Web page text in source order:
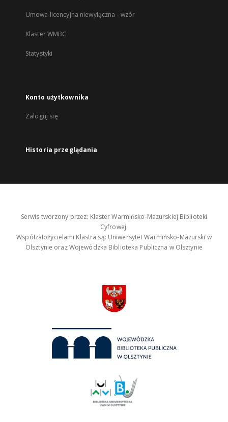
Umowa licencyjna niewyłączna - wzór
Klaster WMBC
Statystyki
Konto użytkownika
Zaloguj się
Historia przeglądania
Serwis tworzony przez: Klaster Warmińsko-Mazurskiej Biblioteki
Cyfrowej.
Współzałożycielami Klastra są: Uniwersytet Warmińsko-Mazurski w
Olsztynie oraz Wojewódzka Biblioteka Publiczna w Olsztynie